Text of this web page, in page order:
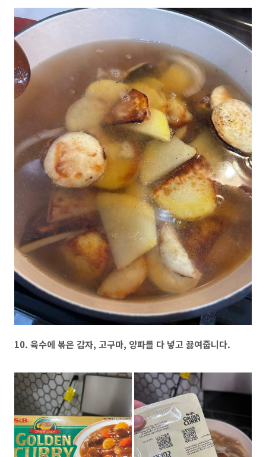
10. 육수에 볶은 감자, 고구마, 양파를 다 넣고 끓여줍니다.